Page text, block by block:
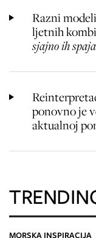
Razni
ljetnih
sjajno ih
ponovno je
aktualnoj
MORSKA INSPIRACIJA